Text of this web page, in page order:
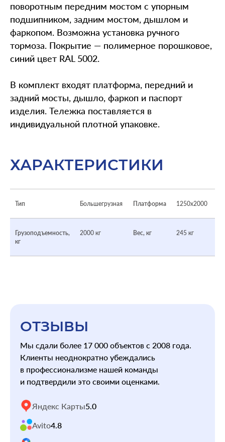
поворотным передним мостом с упорным
подшипником, задним мостом, дышлом и
фаркопом. Возможна установка ручного
тормоза. Покрытие — полимерное порошковое,
синий цвет RAL 5002.
В комплект входят платформа, передний и
задний мосты, дышло, фаркоп и паспорт
изделия. Тележка поставляется в
индивидуальной плотной упаковке.
ХАРАКТЕРИСТИКИ
Тип Большегрузная Платформа 1250x2000
Грузоподъемность,
кг
2000 кг Вес, кг 245 кг
ОТЗЫВЫ
Мы сдали более 17 000 объектов с 2008 года.
Клиенты неоднократно убеждались
в профессионализме нашей команды
и подтвердили это своими оценками.
Яндекс Карты5.0
Avito4.8